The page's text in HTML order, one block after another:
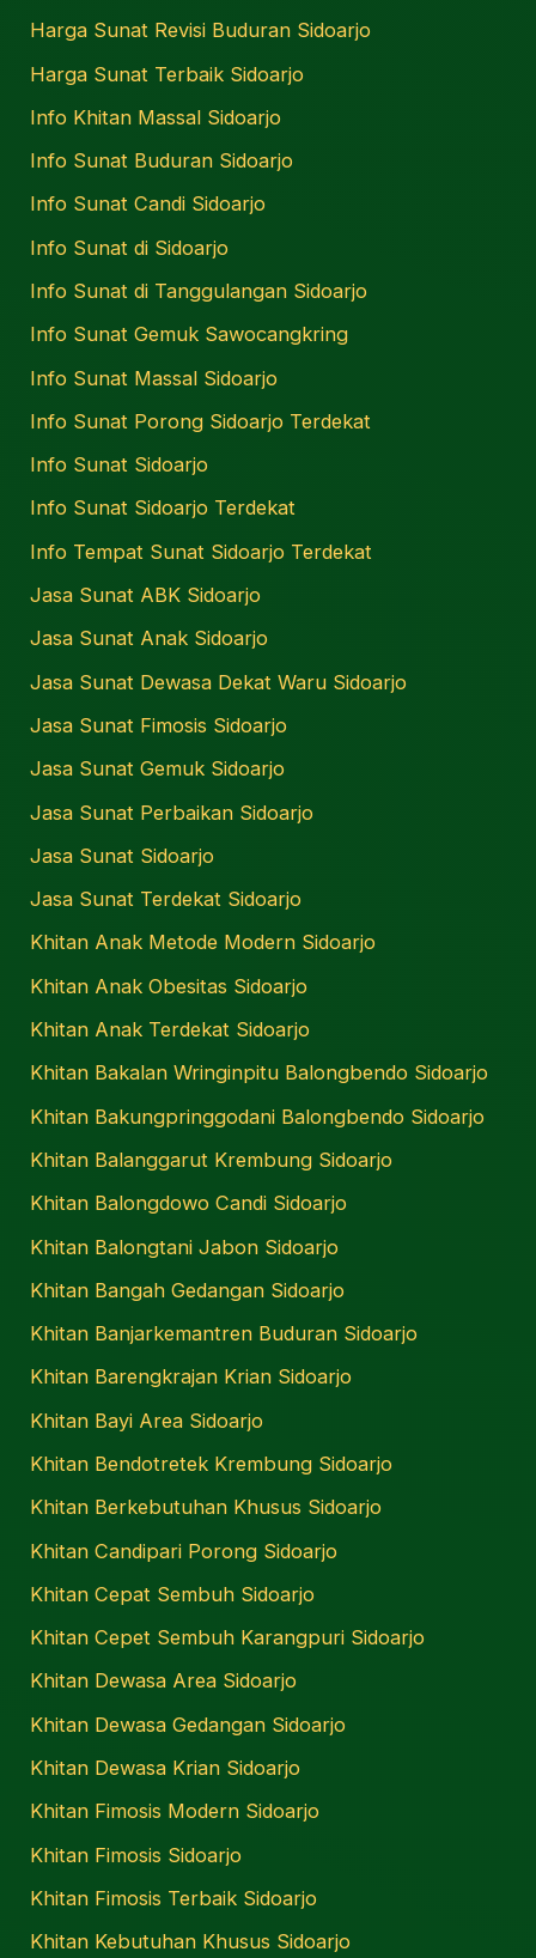
Harga Sunat Revisi Buduran Sidoarjo
Harga Sunat Terbaik Sidoarjo
Info Khitan Massal Sidoarjo
Info Sunat Buduran Sidoarjo
Info Sunat Candi Sidoarjo
Info Sunat di Sidoarjo
Info Sunat di Tanggulangan Sidoarjo
Info Sunat Gemuk Sawocangkring
Info Sunat Massal Sidoarjo
Info Sunat Porong Sidoarjo Terdekat
Info Sunat Sidoarjo
Info Sunat Sidoarjo Terdekat
Info Tempat Sunat Sidoarjo Terdekat
Jasa Sunat ABK Sidoarjo
Jasa Sunat Anak Sidoarjo
Jasa Sunat Dewasa Dekat Waru Sidoarjo
Jasa Sunat Fimosis Sidoarjo
Jasa Sunat Gemuk Sidoarjo
Jasa Sunat Perbaikan Sidoarjo
Jasa Sunat Sidoarjo
Jasa Sunat Terdekat Sidoarjo
Khitan Anak Metode Modern Sidoarjo
Khitan Anak Obesitas Sidoarjo
Khitan Anak Terdekat Sidoarjo
Khitan Bakalan Wringinpitu Balongbendo Sidoarjo
Khitan Bakungpringgodani Balongbendo Sidoarjo
Khitan Balanggarut Krembung Sidoarjo
Khitan Balongdowo Candi Sidoarjo
Khitan Balongtani Jabon Sidoarjo
Khitan Bangah Gedangan Sidoarjo
Khitan Banjarkemantren Buduran Sidoarjo
Khitan Barengkrajan Krian Sidoarjo
Khitan Bayi Area Sidoarjo
Khitan Bendotretek Krembung Sidoarjo
Khitan Berkebutuhan Khusus Sidoarjo
Khitan Candipari Porong Sidoarjo
Khitan Cepat Sembuh Sidoarjo
Khitan Cepet Sembuh Karangpuri Sidoarjo
Khitan Dewasa Area Sidoarjo
Khitan Dewasa Gedangan Sidoarjo
Khitan Dewasa Krian Sidoarjo
Khitan Fimosis Modern Sidoarjo
Khitan Fimosis Sidoarjo
Khitan Fimosis Terbaik Sidoarjo
Khitan Kebutuhan Khusus Sidoarjo